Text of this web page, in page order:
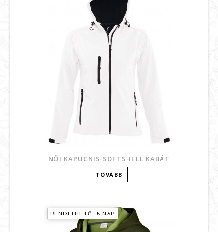
NŐI KAPUCNIS SOFTSHELL KABÁT
TOVÁBB
RENDELHETŐ: 5 NAP